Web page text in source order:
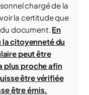
chargé de la
la certitude que
document. En
la citoyenneté du
peut être
plus proche afin
être vérifiée
être émis.